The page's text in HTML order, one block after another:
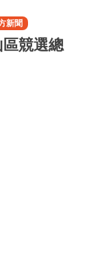
新聞
競選總